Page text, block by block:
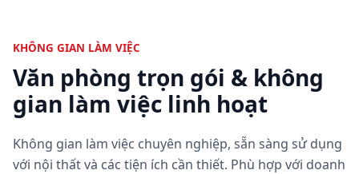
KHÔNG GIAN LÀM VIỆC
Văn phòng trọn gói & không
gian làm việc linh hoạt
Không gian làm việc chuyên nghiệp, sẵn sàng sử dụng
với nội thất và các tiện ích cần thiết. Phù hợp với doanh